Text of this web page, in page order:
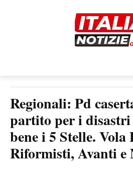
Regionali: Pd
partito per i
bene i 5 Stelle.
Riformisti, Avanti e